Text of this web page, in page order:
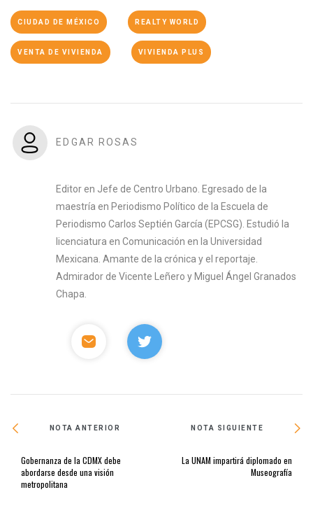
CIUDAD DE MÉXICO REALTY WORLD
VENTA DE VIVIENDA VIVIENDA PLUS
EDGAR ROSAS
Editor en Jefe de Centro Urbano. Egresado de la
maestría en Periodismo Político de la Escuela de
Periodismo Carlos Septién García (EPCSG). Estudió la
licenciatura en Comunicación en la Universidad
Mexicana. Amante de la crónica y el reportaje.
Admirador de Vicente Leñero y Miguel Ángel Granados
Chapa.
NOTA ANTERIOR
Gobernanza de la CDMX debe
abordarse desde una visión
metropolitana
NOTA SIGUIENTE
La UNAM impartirá diplomado en
Museografía